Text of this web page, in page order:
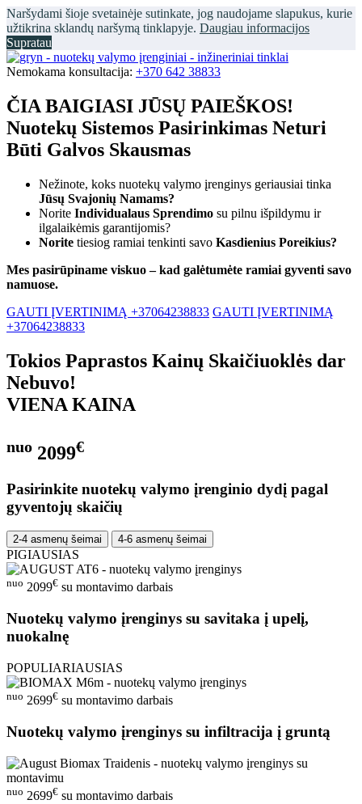
Naršydami šioje svetainėje sutinkate, jog naudojame slapukus, kurie
užtikrina sklandų naršymą tinklapyje. Daugiau informacijos
Supratau
Nemokama konsultacija: +370 642 38833
ČIA BAIGIASI JŪSŲ PAIEŠKOS!
Nuotekų Sistemos Pasirinkimas Neturi
Būti Galvos Skausmas
Nežinote, koks nuotekų valymo įrenginys geriausiai tinka
Jūsų Svajonių Namams?
Norite Individualaus Sprendimo su pilnu išpildymu ir
ilgalaikėmis garantijomis?
Norite tiesiog ramiai tenkinti savo Kasdienius Poreikius?
Mes pasirūpiname viskuo – kad galėtumėte ramiai gyventi savo
namuose.
GAUTI ĮVERTINIMĄ +37064238833 GAUTI ĮVERTINIMĄ
+37064238833
Tokios Paprastos Kainų Skaičiuoklės dar
Nebuvo!
VIENA KAINA
nuo 2099€
Pasirinkite nuotekų valymo įrenginio dydį pagal
gyventojų skaičių
2-4 asmenų šeimai 4-6 asmenų šeimai
PIGIAUSIAS
nuo 2099€ su montavimo darbais
Nuotekų valymo įrenginys su savitaka į upelį,
nuokalnę
POPULIARIAUSIAS
nuo 2699€ su montavimo darbais
Nuotekų valymo įrenginys su infiltracija į gruntą
nuo 2699€ su montavimo darbais